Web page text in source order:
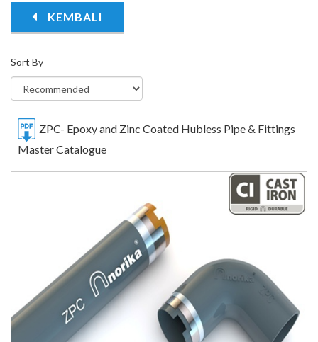
KEMBALI
ZPC- Epoxy and Zinc Coated Hubless Pipe & Fittings
Master Catalogue
Sort By